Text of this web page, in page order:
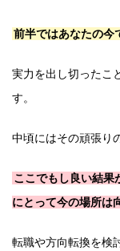
前半ではあなたの今
実力を出し切ったこ
す。
中頃にはその頑張り
ここでもし良い結果
にとって今の場所は
転職や方向転換を検